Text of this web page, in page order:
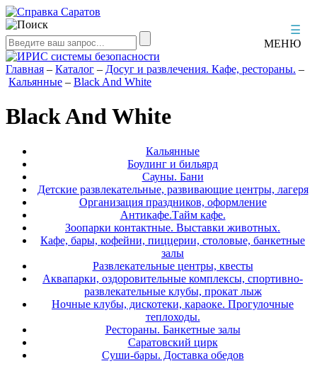
☰
МЕНЮ
Главная – Каталог – Досуг и развлечения. Кафе, рестораны. –
Кальянные – Black And White
Black And White
Кальянные
Боулинг и бильярд
Сауны. Бани
Детские развлекательные, развивающие центры, лагеря
Организация праздников, оформление
Антикафе.Тайм кафе.
Зоопарки контактные. Выставки животных.
Кафе, бары, кофейни, пиццерии, столовые, банкетные
залы
Развлекательные центры, квесты
Аквапарки, оздоровительные комплексы, спортивно-
развлекательные клубы, прокат лыж
Ночные клубы, дискотеки, караоке. Прогулочные
теплоходы.
Рестораны. Банкетные залы
Саратовский цирк
Суши-бары. Доставка обедов